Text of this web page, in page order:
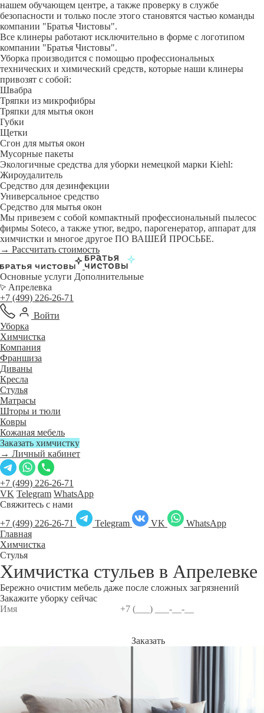
нашем обучающем центре, а также проверку в службе
безопасности и только после этого становятся частью команды
компании "Братья Чистовы".
Все клинеры работают исключительно в форме с логотипом
компании "Братья Чистовы".
Уборка производится с помощью профессиональных
технических и химический средств, которые наши клинеры
привозят с собой:
Швабра
Тряпки из микрофибры
Тряпки для мытья окон
Губки
Щетки
Сгон для мытья окон
Мусорные пакеты
Экологичные средства для уборки немецкой марки Kiehl:
Жироудалитель
Средство для дезинфекции
Универсальное средство
Средство для мытья окон
Мы привезем с собой компактный профессиональный пылесос
фирмы Soteco, а также утюг, ведро, парогенератор, аппарат для
химчистки и многое другое ПО ВАШЕЙ ПРОСЬБЕ.
→ Рассчитать стоимость
Основные услуги Дополнительные
Апрелевка
+7 (499) 226-26-71
Войти
Уборка
Химчистка
Компания
Франшиза
Диваны
Кресла
Стулья
Матрасы
Шторы и тюли
Ковры
Кожаная мебель
Заказать химчистку
→ Личный кабинет
+7 (499) 226-26-71
VK Telegram WhatsApp
Свяжитесь с нами
+7 (499) 226-26-71
Telegram VK
WhatsApp
Главная
Химчистка
Стулья
Химчистка стульев в Апрелевке
Бережно очистим мебель даже после сложных загрязнений
Закажите уборку сейчас
Заказать